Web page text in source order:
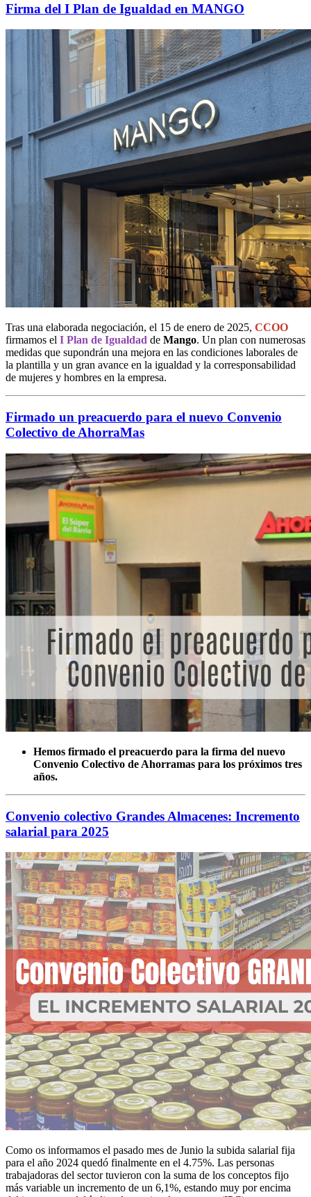
Firma del I Plan de Igualdad en MANGO
Tras una elaborada negociación, el 15 de enero de 2025, CCOO
firmamos el I Plan de Igualdad de Mango. Un plan con numerosas
medidas que supondrán una mejora en las condiciones laborales de
la plantilla y un gran avance en la igualdad y la corresponsabilidad
de mujeres y hombres en la empresa.
Firmado un preacuerdo para el nuevo Convenio
Colectivo de AhorraMas
Hemos firmado el preacuerdo para la firma del nuevo
Convenio Colectivo de Ahorramas para los próximos tres
años.
Convenio colectivo Grandes Almacenes: Incremento
salarial para 2025
Como os informamos el pasado mes de Junio la subida salarial fija
para el año 2024 quedó finalmente en el 4.75%. Las personas
trabajadoras del sector tuvieron con la suma de los conceptos fijo
más variable un incremento de un 6,1%, estando muy por encima